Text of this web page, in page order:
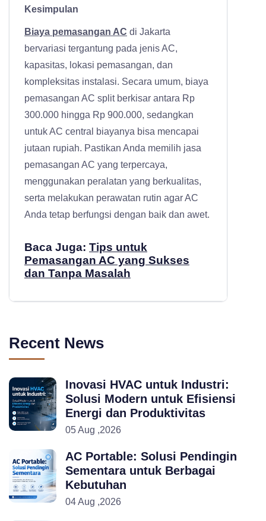
Kesimpulan
Biaya pemasangan AC di Jakarta
bervariasi tergantung pada jenis AC,
kapasitas, lokasi pemasangan, dan
kompleksitas instalasi. Secara umum, biaya
pemasangan AC split berkisar antara Rp
300.000 hingga Rp 900.000, sedangkan
untuk AC central biayanya bisa mencapai
jutaan rupiah. Pastikan Anda memilih jasa
pemasangan AC yang terpercaya,
menggunakan peralatan yang berkualitas,
serta melakukan perawatan rutin agar AC
Anda tetap berfungsi dengan baik dan awet.
Baca Juga: Tips untuk
Pemasangan AC yang Sukses
dan Tanpa Masalah
Recent News
Inovasi HVAC untuk Industri:
Solusi Modern untuk Efisiensi
Energi dan Produktivitas
05 Aug ,2026
AC Portable: Solusi Pendingin
Sementara untuk Berbagai
Kebutuhan
04 Aug ,2026